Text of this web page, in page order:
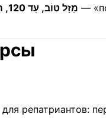
מַזָּל טוֹב, עַד 120, הַרְבֵּה בְּרִיאוּת וְשִׂמְחָה —
репатриантов: